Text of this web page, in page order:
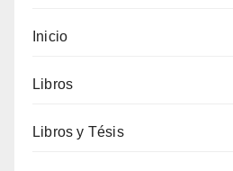
Inicio
Libros
Libros y Tésis